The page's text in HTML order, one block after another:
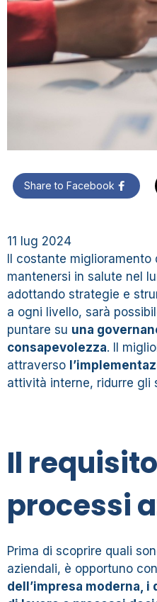
Share to Facebook
11 lug 2024
Il costante miglioramento
mantenersi in salute nel
adottando strategie e
a ogni livello, sarà
puntare su una
consapevolezza. Il
attraverso
attività interne, ridurre gli
Il
processi
Prima di scoprire quali
aziendali, è opportuno
dell’impresa moderna, i